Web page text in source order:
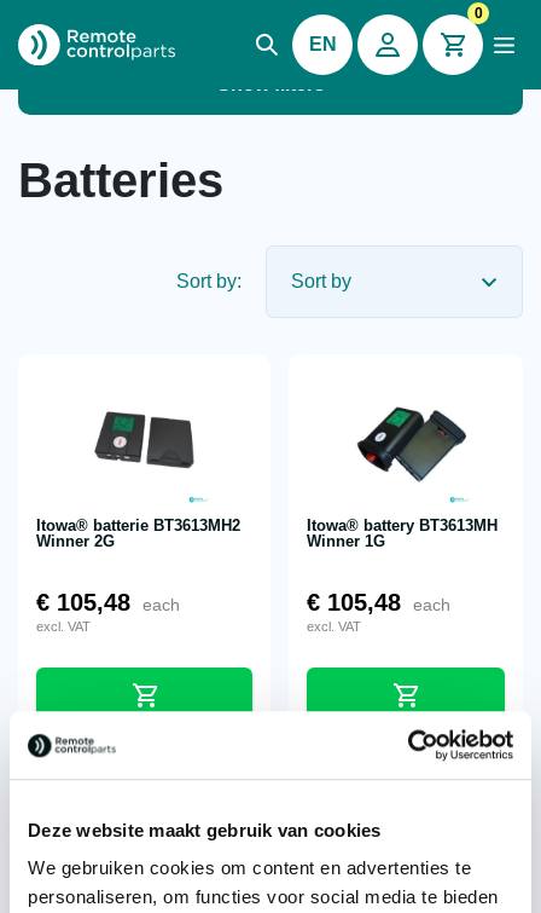
Deze website maakt gebruik van cookies
We gebruiken cookies om content en advertenties te
personaliseren, om functies voor social media te bieden
EN
0
Batteries
Sort by:
Itowa® batterie BT3613MH2
Winner 2G
€ 105,48 each
excl. VAT
Itowa® battery BT3613MH
Winner 1G
€ 105,48 each
excl. VAT
On back order